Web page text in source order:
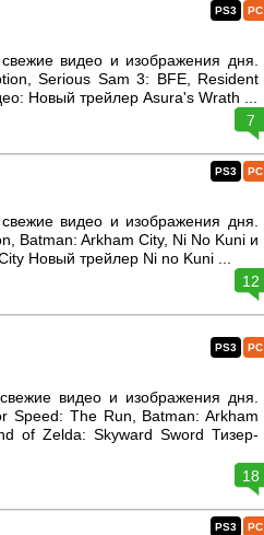
PC
PS3
видео и изображения дня.
Serious Sam 3: BFE, Resident
Новый трейлер Asura's Wrath ...
7
PC
PS3
видео и изображения дня.
Batman: Arkham City, Ni No Kuni и
Новый трейлер Ni no Kuni ...
12
PC
PS3
видео и изображения дня.
Speed: The Run, Batman: Arkham
of Zelda: Skyward Sword Тизер-
18
PC
PS3